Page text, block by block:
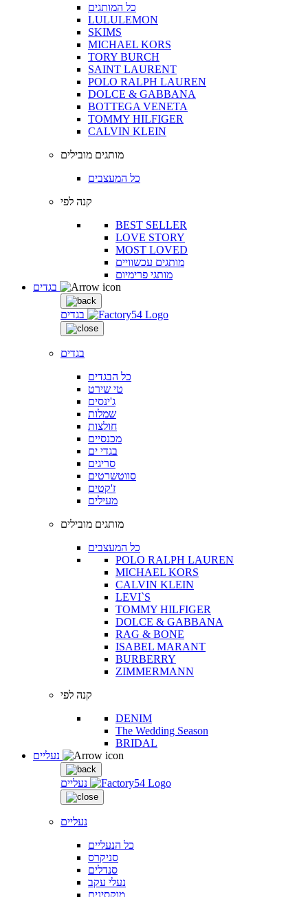
כל המותגים
LULULEMON
SKIMS
MICHAEL KORS
TORY BURCH
SAINT LAURENT
POLO RALPH LAUREN
DOLCE & GABBANA
BOTTEGA VENETA
TOMMY HILFIGER
CALVIN KLEIN
מותגים מובילים
כל המעצבים
קנה לפי
BEST SELLER
LOVE STORY
MOST LOVED
מותגים עכשוויים
מותגי פרימיום
בגדים
בגדים
כל הבגדים
טי שירט
ג'ינסים
שמלות
חולצות
מכנסיים
בגדי ים
סריגים
סווטשרטים
ז'קטים
מעילים
מותגים מובילים
כל המעצבים
POLO RALPH LAUREN
MICHAEL KORS
CALVIN KLEIN
LEVI`S
TOMMY HILFIGER
DOLCE & GABBANA
RAG & BONE
ISABEL MARANT
BURBERRY
ZIMMERMANN
קנה לפי
DENIM
The Wedding Season
BRIDAL
נעליים
נעליים
כל הנעליים
סניקרס
סנדלים
נעלי עקב
מוקסינים